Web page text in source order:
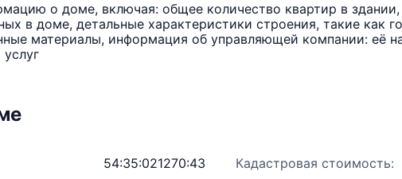
о доме, включая: общее количество квартир в здании,
в доме, детальные характеристики строения, такие как
материалы, информация об управляющей компании: её
54:35:021270:43 Кадастровая стоимость: